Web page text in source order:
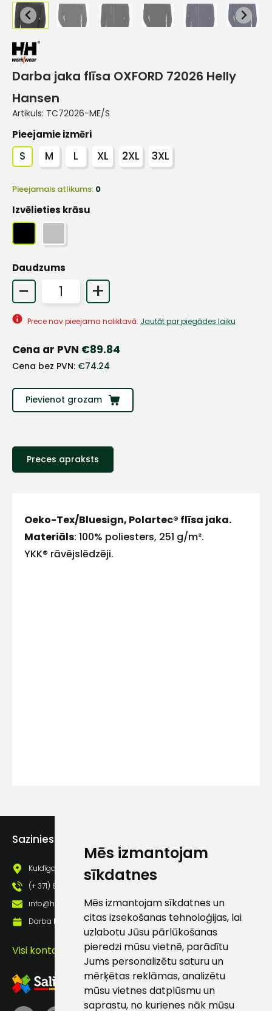
Mēs izmantojam
sīkdatnes
Mēs izmantojam sīkdatnes un
citas izsekošanas tehnoloģijas, lai
uzlabotu Jūsu pārlūkošanas
pieredzi mūsu vietnē, parādītu
Jums personalizētu saturu un
mērķētas reklāmas, analizētu
mūsu vietnes datplūsmu un
saprastu, no kurienes nāk mūsu
Darba jaka flīsa OXFORD 72026 Helly
Hansen
Artikuls: TC72026-ME/S
Pieejamie izmēri
S M L XL 2XL 3XL
Pieejamais atlikums: 0
Izvēlieties krāsu
Daudzums
- +
Prece nav pieejama noliktavā. Jautāt par piegādes laiku
Cena ar PVN €89.84
Cena bez PVN: €74.24
Pievienot grozam
Preces apraksts
Oeko-Tex/Bluesign, Polartec® flīsa jaka.
Materiāls: 100% poliesters, 251 g/m².
YKK® rāvējslēdzēji.
Sazinies ar mums
Kuldīgas iela 69a, Saldus, Saldus nov., LV - 3801
(+ 371) 63 881 186
info@hards.lv
Darba laiks: Darbadienās: 8:00 - 17:00
Visi kontakti
Sūtīt ziņojumu
Klientu
atbalsts
Darbdienās:
8:00 – 17:00
(+371) 63 881
186
+